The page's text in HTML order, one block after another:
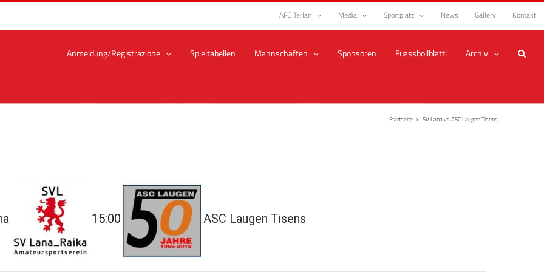
AFC Terlan Media Sportplatz News Gallery Kontakt
Anmeldung/Registrazione Spieltabellen Mannschaften Sponsoren Fuassbollblattl Archiv
Startseite > SV Lana vs ASC Laugen Tisens
15:00 ASC Laugen Tisens